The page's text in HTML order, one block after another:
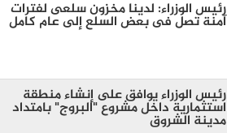
رئيس الوزراء: لدينا مخزون سلعى لفترات
آمنة تصل فى بعض السلع إلى عام كامل
رئيس الوزراء يوافق على إنشاء منطقة
استثمارية داخل مشروع "البروج" بامتداد
مدينة الشروق